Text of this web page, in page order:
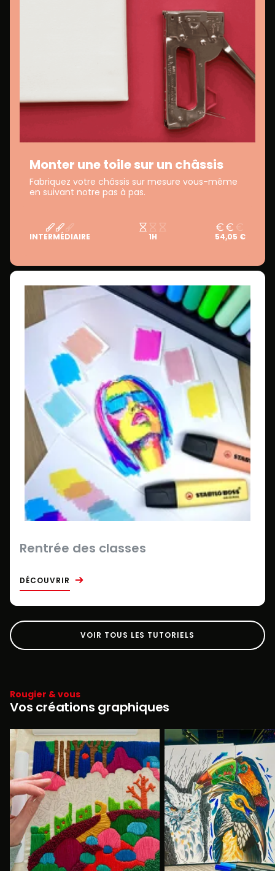
Monter une toile sur un châssis
Fabriquez votre châssis sur mesure vous-même
en suivant notre pas à pas.
INTERMÉDIAIRE 1H 54,05 €
Rentrée des classes
DÉCOUVRIR
VOIR TOUS LES TUTORIELS
Rougier & vous
Vos créations graphiques